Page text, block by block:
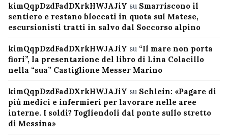
kimQqpDzdFadDXrkHWJAJiY su Smarriscono il
sentiero e restano bloccati in quota sul Matese,
escursionisti tratti in salvo dal Soccorso alpino
kimQqpDzdFadDXrkHWJAJiY su “Il mare non porta
fiori”, la presentazione del libro di Lina Colacillo
nella “sua” Castiglione Messer Marino
kimQqpDzdFadDXrkHWJAJiY su Schlein: «Pagare di
più medici e infermieri per lavorare nelle aree
interne. I soldi? Togliendoli dal ponte sullo stretto
di Messina»